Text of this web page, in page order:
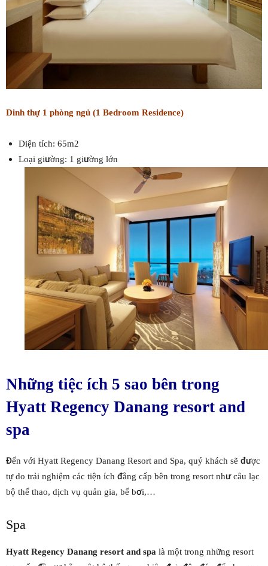
Dinh thự 1 phòng ngủ (1 Bedroom Residence)
Diện tích: 65m2
Loại giường: 1 giường lớn
Những tiệc ích 5 sao bên trong
Hyatt Regency Danang resort and
spa
Đến với Hyatt Regency Danang Resort and Spa, quý khách sẽ được
tự do trải nghiệm các tiện ích đẳng cấp bên trong resort như câu lạc
bộ thể thao, dịch vụ quản gia, bể bơi,…
Spa
Hyatt Regency Danang resort and spa là một trong những resort